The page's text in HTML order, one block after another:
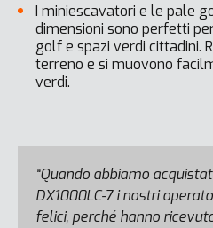
I miniescavatori e le pale
dimensioni sono perfetti
golf e spazi verdi cittadini.
terreno e si muovono
verdi.
“Quando abbiamo
DX1000LC-7 i nostri
felici, perché hanno